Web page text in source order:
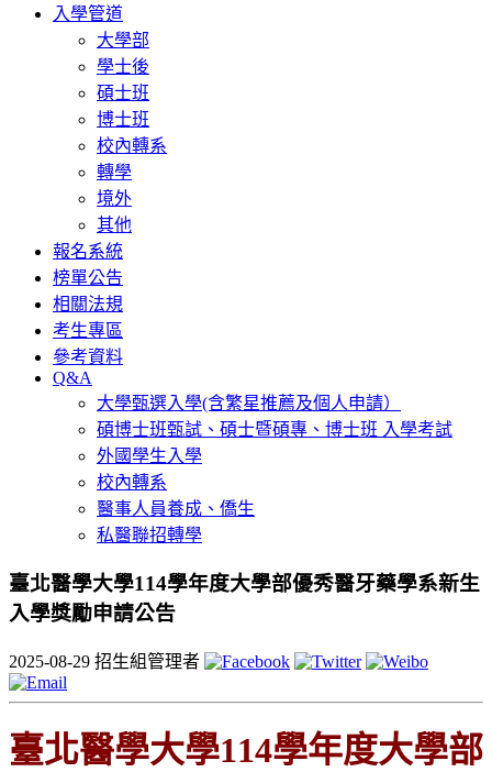
入學管道
大學部
學士後
碩士班
博士班
校內轉系
轉學
境外
其他
報名系統
榜單公告
相關法規
考生專區
參考資料
Q&A
大學甄選入學(含繁星推薦及個人申請）
碩博士班甄試、碩士暨碩專、博士班 入學考試
外國學生入學
校內轉系
醫事人員養成、僑生
私醫聯招轉學
臺北醫學大學114學年度大學部優秀醫牙藥學系新生
入學獎勵申請公告
2025-08-29 招生組管理者
臺北醫學大學114學年度大學部